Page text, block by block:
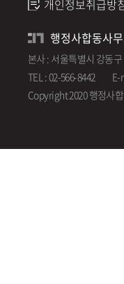
개인정보취급방
행정사합동사
본사 : 서울특별시 강동
TEL : 02-566-8442
Copyright 2020 행정사